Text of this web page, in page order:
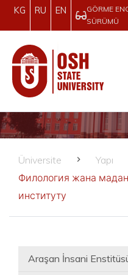
KG RU EN
GÖRME
SÜRÜMÜ
Üniversite Yapı
Филология жана
институту
Araşan İnsani